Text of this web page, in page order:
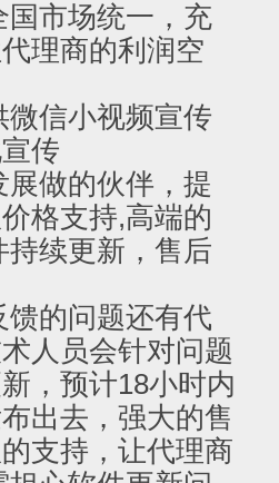
市场统一，充
理商的利润空
信小视频宣传
传
做的伙伴，提
格支持,高端的
持续更新，售后
的问题还有代
人员会针对问题
，预计18小时内
出去，强大的售
支持，让代理商